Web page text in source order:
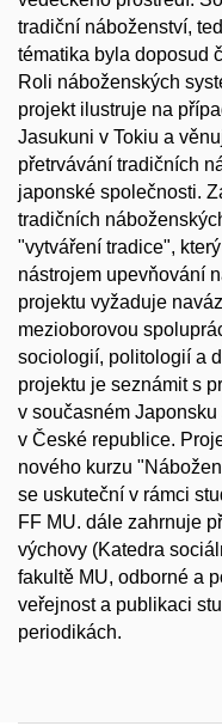
tradiční náboženství,
tématika byla doposud
Roli náboženských
projekt ilustruje na
Jasukuni v Tokiu a
přetrvávání tradičních
japonské společnosti.
tradičních
"vytváření tradice",
nástrojem upevňování
projektu vyžaduje
mezioborovou
sociologií, politologií a
projektu je seznámit s
v současném
v České republice.
nového kurzu
se uskuteční v rámci
FF MU. dále zahrnuje
výchovy (Katedra
fakultě MU, odborné a
veřejnost a publikaci
periodikách.